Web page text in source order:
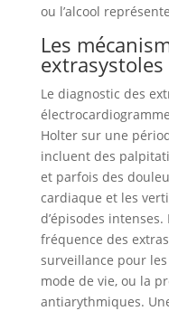
ou l’alcool
Les
extrasystoles
Le diagnostic des
Holter sur une
incluent des
et parfois des
cardiaque et les
d’épisodes
fréquence des
surveillance pour
mode de vie, ou la
antiarythmiques.